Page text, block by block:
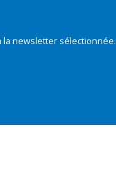
newsletter sélectionnée.